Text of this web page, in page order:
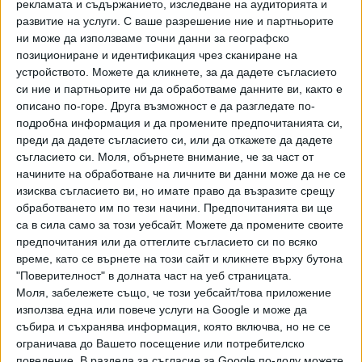
рекламата и съдържанието, изследване на аудиторията и
развитие на услуги. С ваше разрешение ние и партньорите
ни може да използваме точни данни за географско
позициониране и идентификация чрез сканиране на
устройството. Можете да кликнете, за да дадете съгласието
си ние и партньорите ни да обработваме данните ви, както е
описано по-горе. Друга възможност е да разгледате по-
подробна информация и да промените предпочитанията си,
преди да дадете съгласието си, или да откажете да дадете
съгласието си. Моля, обърнете внимание, че за част от
начините на обработване на личните ви данни може да не се
изисква съгласието ви, но имате право да възразите срещу
обработването им по тези начини. Предпочитанията ви ще
са в сила само за този уебсайт. Можете да промените своите
предпочитания или да оттеглите съгласието си по всяко
време, като се върнете на този сайт и кликнете върху бутона
"Поверителност" в долната част на уеб страницата.
Моля, забележете също, че този уебсайт/това приложение
използва една или повече услуги на Google и може да
събира и съхранява информация, която включва, но не се
ограничава до Вашето посещение или потребителско
През 2018 г. той е санкциониран от САЩ за участието си
в закупуването на руски изтребители Су-35 и системи за
противовъздушна отбрана С-400. Източници на Financial
Times, запознати с американското разузнаване,
твърдят, че делото срещу Ли Шанфу е образувано
поради нередности при закупуването на военно
оборудване.
През 2023 г. Вей Фенхе също беше обвинен в приемане
на „големи суми пари и ценности“ и улесняване на
назначаването на предпочитани от него хора на
длъжности извън установените процедури. Действията
му бяха характеризирани като „изключително сериозни
по своя характер, причиняващи тежка вреда“. Генерал
Вей Фенхе е служил в Министерството на отбраната на
Китай от 2018 до 2023 г.
Съгласно китайското законодателство смъртната
присъда с двегодишно отсрочка обикновено се заменя с